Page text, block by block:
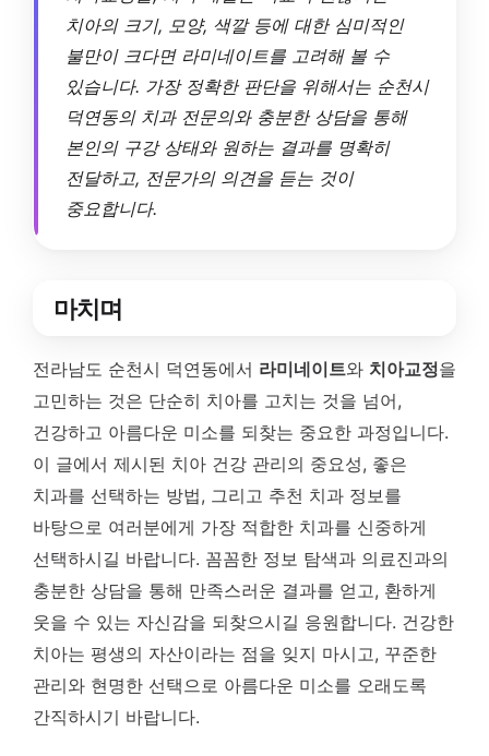
치아의 크기, 모양, 색깔 등에 대한 심미적인
불만이 크다면 라미네이트를 고려해 볼 수
있습니다. 가장 정확한 판단을 위해서는 순천시
덕연동의 치과 전문의와 충분한 상담을 통해
본인의 구강 상태와 원하는 결과를 명확히
전달하고, 전문가의 의견을 듣는 것이
중요합니다.
마치며
전라남도 순천시 덕연동에서 라미네이트와 치아교정을
고민하는 것은 단순히 치아를 고치는 것을 넘어,
건강하고 아름다운 미소를 되찾는 중요한 과정입니다.
이 글에서 제시된 치아 건강 관리의 중요성, 좋은
치과를 선택하는 방법, 그리고 추천 치과 정보를
바탕으로 여러분에게 가장 적합한 치과를 신중하게
선택하시길 바랍니다. 꼼꼼한 정보 탐색과 의료진과의
충분한 상담을 통해 만족스러운 결과를 얻고, 환하게
웃을 수 있는 자신감을 되찾으시길 응원합니다. 건강한
치아는 평생의 자산이라는 점을 잊지 마시고, 꾸준한
관리와 현명한 선택으로 아름다운 미소를 오래도록
간직하시기 바랍니다.